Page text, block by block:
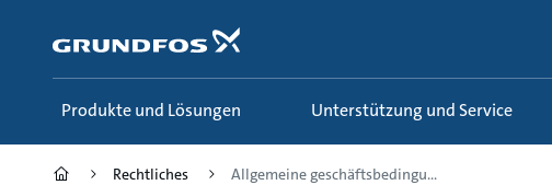
springen
Produkte und Lösungen Unterstützung und Service
Rechtliches Allgemeine geschäftsbedingu...